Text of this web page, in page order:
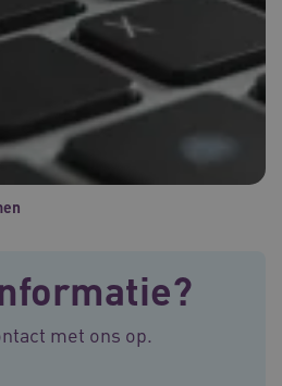
met ons op.